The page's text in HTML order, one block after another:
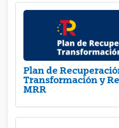
Plan de
Transformación y
MRR